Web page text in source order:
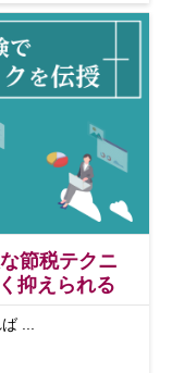
節税テクニ
抑えられる
...